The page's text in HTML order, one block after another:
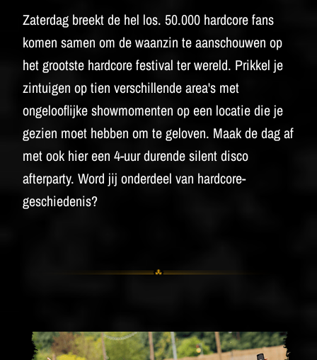
Zaterdag breekt de hel los. 50.000 hardcore fans
komen samen om de waanzin te aanschouwen op
het grootste hardcore festival ter wereld. Prikkel je
zintuigen op tien verschillende area's met
ongelooflijke showmomenten op een locatie die je
gezien moet hebben om te geloven. Maak de dag af
met ook hier een 4-uur durende silent disco
afterparty. Word jij onderdeel van hardcore-
geschiedenis?